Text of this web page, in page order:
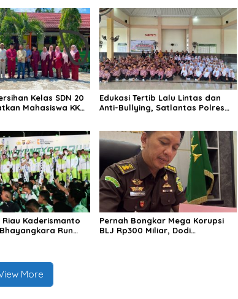
Kelas SDN 20
Mahasiswa KKM
Edukasi Tertib Lalu Lintas dan
Anti-Bullying, Satlantas Polres
Riau Kaderismanto
Run
Pernah Bongkar Mega Korupsi
BLJ Rp300 Miliar, Dodi
More